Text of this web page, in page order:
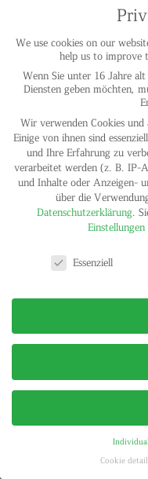
IMPRINT
© HELGA MARIA
We use cookies on our
help us to improve
Wenn Sie unter 16 Jahre
Diensten geben möchten,
Wir verwenden Cookies und
Einige von ihnen sind
und Ihre Erfahrung zu
verarbeitet werden (z. B. IP-
und Inhalte oder Anzeigen-
über die
Datenschutzerklärung.
Einstellungen
Essenziell
Cookie